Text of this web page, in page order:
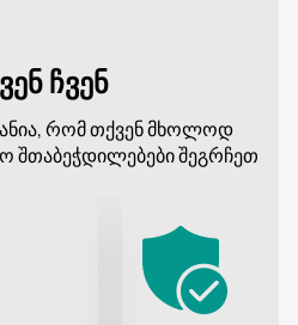
საშუალებაა
ემოციების მძლავრი
მისაღებად.
მადლი, ლამაზი მუსიკა,
ჩვენ
რომ თქვენ მხოლოდ
შთაბეჭდილებები შეგრჩეთ